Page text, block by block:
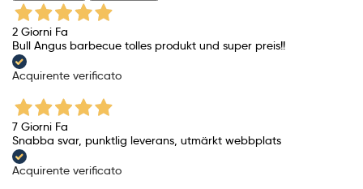
2 Giorni Fa
Bull Angus barbecue tolles produkt und super preis!!
Acquirente verificato
7 Giorni Fa
Snabba svar, punktlig leverans, utmärkt webbplats
Acquirente verificato